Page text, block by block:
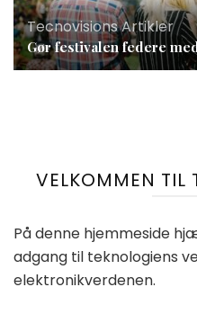
Tecnovisions Artikler
Gør festivalen federe
VELKOMMEN TIL
På denne hjemmeside
adgang til teknologiens
elektronikverdenen.